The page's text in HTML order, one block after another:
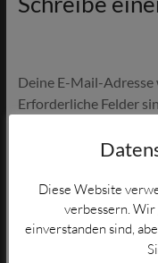
Deine E-Mail-
Erforderliche Felder
Diese Website
verbessern. Wir
einverstanden sind,